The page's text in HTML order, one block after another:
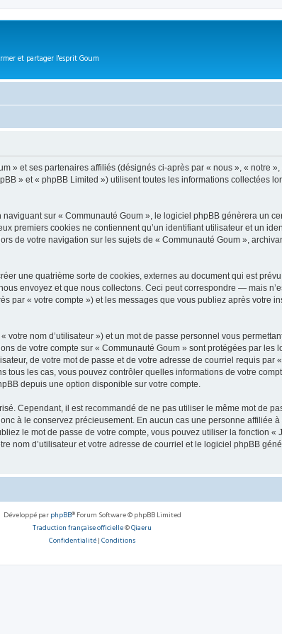
et partager l'esprit Goum
» et ses partenaires affiliés (désignés ci-après par « nous », « notre
» et « phpBB Limited ») utilisent toutes les informations collectées
sur « Communauté Goum », le logiciel phpBB génèrera un
premiers cookies ne contiennent qu’un identifiant utilisateur et un
de votre navigation sur les sujets de « Communauté Goum »,
une quatrième sorte de cookies, externes au document qui est
envoyez et que nous collectons. Ceci peut correspondre — mais
par « votre compte ») et les messages que vous publiez après votre
nom d’utilisateur ») et un mot de passe personnel vous
de votre compte sur « Communauté Goum » sont protégées par
de votre mot de passe et de votre adresse de courriel requis par
les cas, vous pouvez contrôler quelles informations de votre
depuis une option disponible sur votre compte.
Cependant, il est recommandé de ne pas utiliser le même mot de
à le conservez précieusement. En aucun cas une personne affiliée
le mot de passe de votre compte, vous pouvez utiliser la fonction «
nom d’utilisateur et votre adresse de courriel et le logiciel phpBB
Développé par phpBB® Forum Software © phpBB Limited
Traduction française officielle©Qiaeru
Confidentialité | Conditions